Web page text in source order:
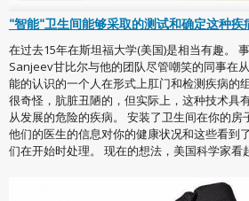
"智能"卫生间能够采取的测试和确定这种疾
在过去15年在斯坦福大学(美国)是相当有趣。
Sanjeev甘比尔与他的团队尽管嘲笑的同事在
能的认识的一个人在形式上肛门和检测疾病的
很奇怪，肮脏丑陋的，但实际上，这种技术具
从发展的危险的疾病。 安装了卫生间在你的
他们的医生的信息对你的健康状况和这些看到
们在开始时处理。 现在的想法，美国科学家看